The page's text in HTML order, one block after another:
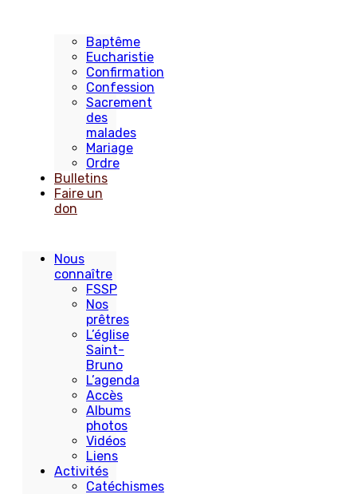
Baptême
Eucharistie
Confirmation
Confession
Sacrement
des
malades
Mariage
Ordre
Bulletins
Faire un
don
Nous
connaître
FSSP
Nos
prêtres
L’église
Saint-
Bruno
L’agenda
Accès
Albums
photos
Vidéos
Liens
Activités
Catéchismes